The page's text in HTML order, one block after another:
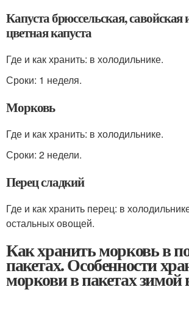
Капуста брюссельская, савойская
цветная капуста
Где и как хранить: в холодильнике.
Сроки: 1 неделя.
Морковь
Где и как хранить: в холодильнике.
Сроки: 2 недели.
Перец сладкий
Где и как хранить перец: в
остальных овощей.
Как хранить морковь в
пакетах. Особенности
моркови в пакетах зимой